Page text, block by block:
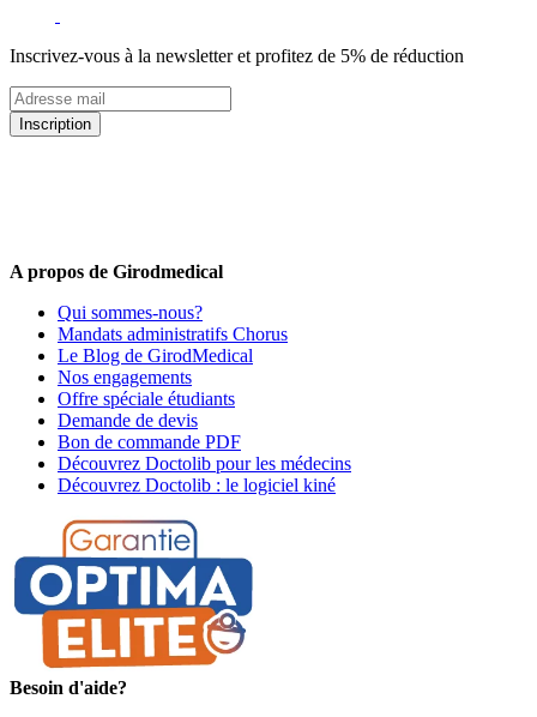
Inscrivez-vous à la newsletter et profitez de 5% de réduction
Inscription
A propos de Girodmedical
Qui sommes-nous?
Mandats administratifs Chorus
Le Blog de GirodMedical
Nos engagements
Offre spéciale étudiants
Demande de devis
Bon de commande PDF
Découvrez Doctolib pour les médecins
Découvrez Doctolib : le logiciel kiné
Besoin d'aide?